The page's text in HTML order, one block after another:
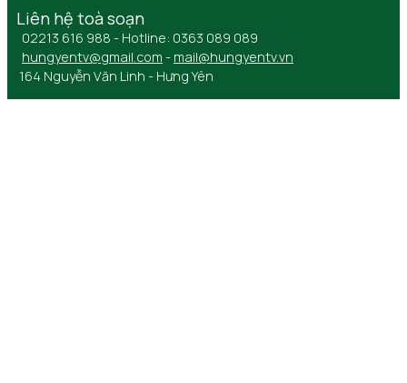
Liên hệ toà soạn
02213 616 988 - Hotline: 0363 089 089
hungyentv@gmail.com - mail@hungyentv.vn
164 Nguyễn Văn Linh - Hưng Yên